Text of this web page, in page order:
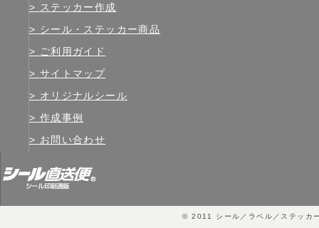
ステッカー作成
シール・ステッカー商品
ご利用ガイド
サイトマップ
オリジナルシール
作成事例
お問い合わせ
© 2011 シール／ラベル／ステッカ